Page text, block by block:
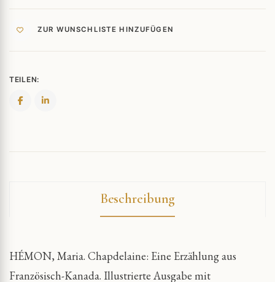
ZUR WUNSCHLISTE HINZUFÜGEN
TEILEN:
Beschreibung
HÉMON, Maria. Chapdelaine: Eine Erzählung aus
Französisch-Kanada. Illustrierte Ausgabe mit